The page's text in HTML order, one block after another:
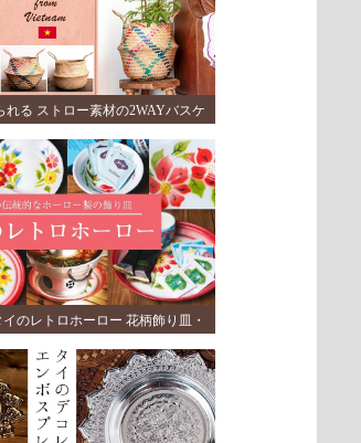
れる ストロー素材の2WAYバスケ
のレトロホーロー 花柄飾り皿・